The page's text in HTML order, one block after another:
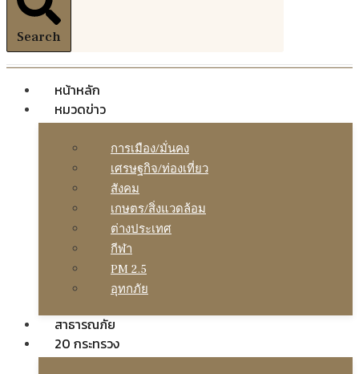
Search
หน้าหลัก
หมวดข่าว
การเมือง/มั่นคง
เศรษฐกิจ/ท่องเที่ยว
สังคม
เกษตร/สิ่งแวดล้อม
ต่างประเทศ
กีฬา
PM 2.5
อุทกภัย
สาธารณภัย
20 กระทรวง